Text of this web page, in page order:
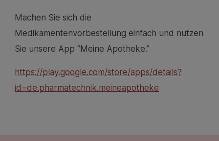
Machen Sie sich die
Medikamentenvorbestellung einfach und nutzen
Sie unsere App “Meine Apotheke.”
https://play.google.com/store/apps/details?
id=de.pharmatechnik.meineapotheke